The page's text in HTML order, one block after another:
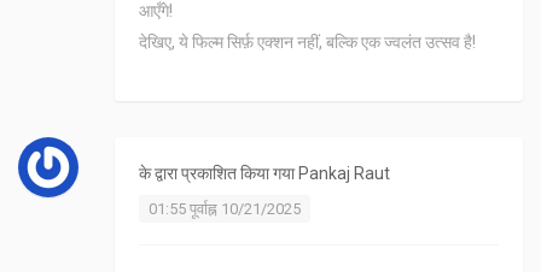
आएँगे!
देखिए, ये फिल्म सिर्फ़ एक्शन नहीं, बल्कि एक ज्वलंत उत्सव है!
के द्वारा प्रकाशित किया गया Pankaj Raut
01:55 पूर्वाह्न 10/21/2025